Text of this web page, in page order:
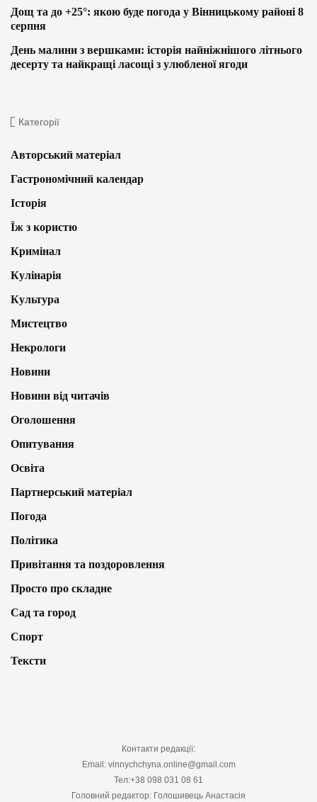
Дощ та до +25°: якою буде погода у Вінницькому районі 8
серпня
День малини з вершками: історія найніжнішого літнього
десерту та найкращі ласощі з улюбленої ягоди
Категорії
Авторський матеріал
Гастрономічний календар
Історія
Їж з користю
Кримінал
Кулінарія
Культура
Мистецтво
Некрологи
Новини
Новини від читачів
Оголошення
Опитування
Освіта
Партнерський матеріал
Погода
Політика
Привітання та поздоровлення
Просто про складне
Сад та город
Спорт
Тексти
Контакти редакції:
Email: vinnychchyna.online@gmail.com
Тел:+38 098 031 08 61
Головний редактор: Голошивець Анастасія